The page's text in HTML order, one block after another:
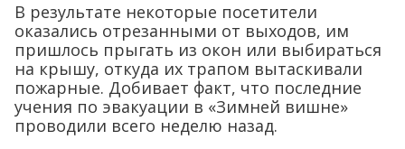
В результате некоторые посетители
оказались отрезанными от выходов, им
пришлось прыгать из окон или выбираться
на крышу, откуда их трапом вытаскивали
пожарные. Добивает факт, что последние
учения по эвакуации в «Зимней вишне»
проводили всего неделю назад.